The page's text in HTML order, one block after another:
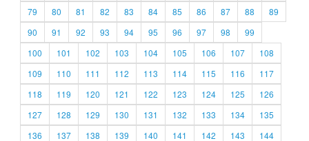
79
80 81 82 83 84 85 86 87 88
89
90
91 92 93 94 95 96 97 98
99
100
101 102 103 104 105 106 107
108
109
110 111 112 113 114 115 116
117
118
119 120 121 122 123 124 125
126
127
128 129 130 131 132 133 134
135
136
137 138 139 140 141 142 143
144